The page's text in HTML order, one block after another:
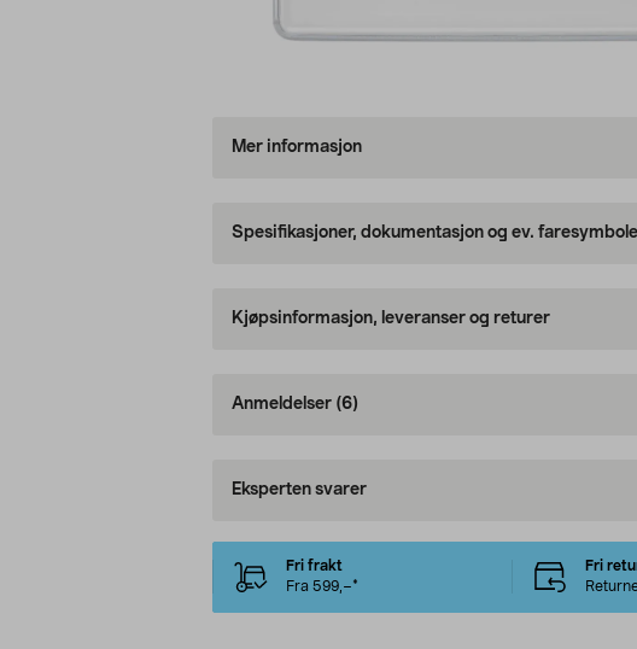
Mer informasjon
Spesifikasjoner, dokumentasjon og ev.
Kjøpsinformasjon, leveranser og returer
Anmeldelser (6)
Eksperten svarer
Fri frakt
Fra 599,–*
Fri